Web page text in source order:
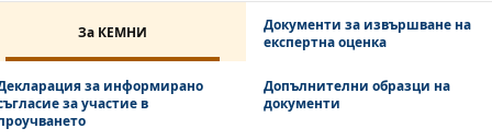
За КЕМНИ
Документи за извършване на
експертна оценка
за информирано
за участие в
Допълнителни образци на
документи